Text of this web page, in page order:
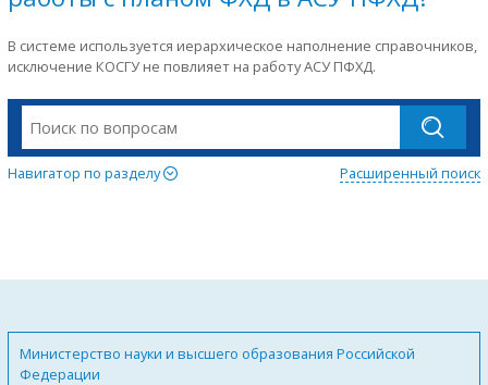
В системе используется иерархическое наполнение справочников,
исключение КОСГУ не повлияет на работу АСУ ПФХД.
Навигатор по разделу Расширенный поиск
Министерство науки и высшего образования Российской
Федерации